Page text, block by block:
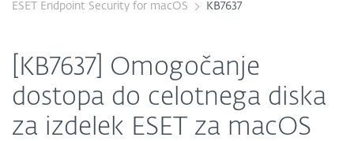
ESET Endpoint Security for macOS
KB7637
[KB7637] Omogočanje
dostopa do celotnega diska
za izdelek ESET za macOS